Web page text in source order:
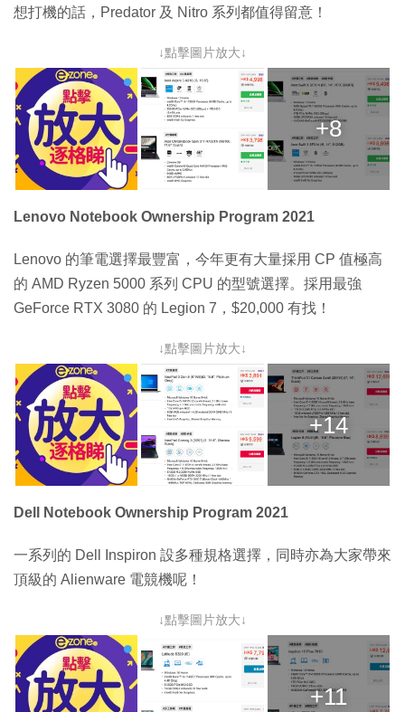
想打機的話，Predator 及 Nitro 系列都值得留意！
↓點擊圖片放大↓
+8
Lenovo Notebook Ownership Program 2021
Lenovo 的筆電選擇最豐富，今年更有大量採用 CP 值極高
的 AMD Ryzen 5000 系列 CPU 的型號選擇。採用最強
GeForce RTX 3080 的 Legion 7，$20,000 有找！
↓點擊圖片放大↓
+14
Dell Notebook Ownership Program 2021
一系列的 Dell Inspiron 設多種規格選擇，同時亦為大家帶來
頂級的 Alienware 電競機呢！
↓點擊圖片放大↓
+11